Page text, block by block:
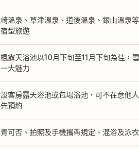
溫泉、草津溫泉、道後溫泉、銀山溫泉
型旅遊
露天浴池以10月下旬至11月下旬為佳，
大魅力
設客房露天浴池或包場浴池，可不在意
預約
可否、拍照及手機攜帶規定、混浴及泳